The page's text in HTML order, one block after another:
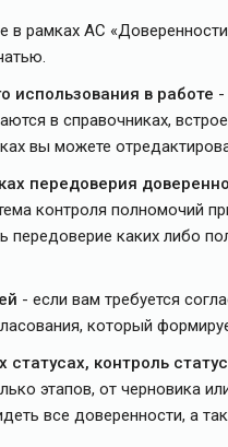
рамках АС
использования в работе -
в справочниках,
вы можете
передоверия
контроля полномочий
передоверие каких либо
- если вам требуется
который
контроль
этапов, от черновика
все доверенности, а